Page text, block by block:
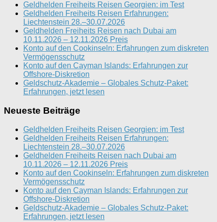
Geldhelden Freiheits Reisen Georgien: im Test
Geldhelden Freiheits Reisen Erfahrungen:
Liechtenstein 28.–30.07.2026
Geldhelden Freiheits Reisen nach Dubai am
10.11.2026 – 12.11.2026 Preis
Konto auf den Cookinseln: Erfahrungen zum diskreten
Vermögensschutz
Konto auf den Cayman Islands: Erfahrungen zur
Offshore-Diskretion
Geldschutz-Akademie – Globales Schutz-Paket:
Erfahrungen, jetzt lesen
Neueste Beiträge
Geldhelden Freiheits Reisen Georgien: im Test
Geldhelden Freiheits Reisen Erfahrungen:
Liechtenstein 28.–30.07.2026
Geldhelden Freiheits Reisen nach Dubai am
10.11.2026 – 12.11.2026 Preis
Konto auf den Cookinseln: Erfahrungen zum diskreten
Vermögensschutz
Konto auf den Cayman Islands: Erfahrungen zur
Offshore-Diskretion
Geldschutz-Akademie – Globales Schutz-Paket:
Erfahrungen, jetzt lesen